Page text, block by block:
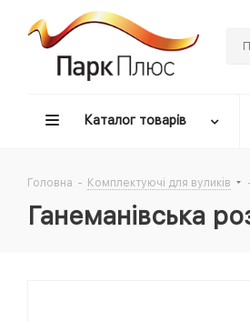
Каталог товарів
Головна - Комплектуючі для вуликів
Ганеманівська